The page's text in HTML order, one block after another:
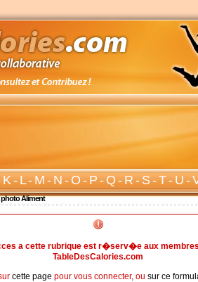
K-L-M-N-O-P-Q-R-S-T-U-
Aliment
a cette rubrique est r�serv�e aux
TableDesCalories.com
cette page pour vous connecter, ou sur ce